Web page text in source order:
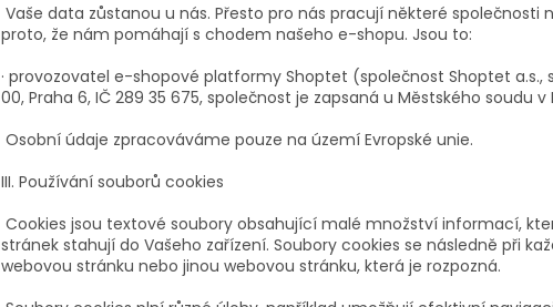
Vaše data zůstanou u nás. Přesto pro nás pracují některé
proto, že nám pomáhají s chodem našeho e-shopu. Jsou to:
· provozovatel e-shopové platformy Shoptet (společnost Shoptet a.s.,
00, Praha 6, IČ 289 35 675, společnost je zapsaná u Městského soudu v
Osobní údaje zpracováváme pouze na území Evropské unie.
III. Používání souborů cookies
Cookies jsou textové soubory obsahující malé množství informací,
stránek stahují do Vašeho zařízení. Soubory cookies se následně při
webovou stránku nebo jinou webovou stránku, která je rozpozná.